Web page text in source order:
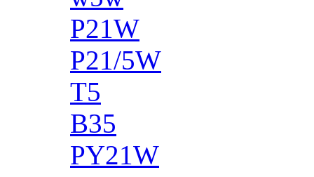
P21W
P21/5W
T5
B35
PY21W